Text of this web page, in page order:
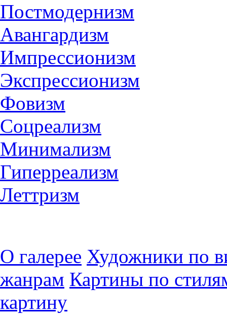
Постмодернизм
Авангардизм
Импрессионизм
Экспрессионизм
Фовизм
Соцреализм
Минимализм
Гиперреализм
Леттризм
О галерее Художники по
жанрам Картины по
картину